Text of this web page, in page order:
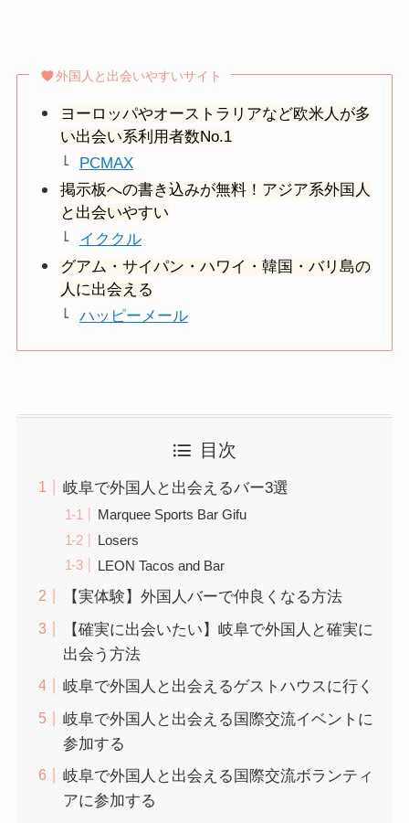
外国人と出会いやすいサイト
ヨーロッパやオーストラリアなど欧米人が多
い出会い系利用者数No.1
PCMAX
掲示板への書き込みが無料！アジア系外国人
と出会いやすい
イククル
グアム・サイパン・ハワイ・韓国・バリ島の
人に出会える
ハッピーメール
目次
岐阜で外国人と出会えるバー3選
Marquee Sports Bar Gifu
Losers
LEON Tacos and Bar
【実体験】外国人バーで仲良くなる方法
【確実に出会いたい】岐阜で外国人と確実に
出会う方法
岐阜で外国人と出会えるゲストハウスに行く
岐阜で外国人と出会える国際交流イベントに
参加する
岐阜で外国人と出会える国際交流ボランティ
アに参加する